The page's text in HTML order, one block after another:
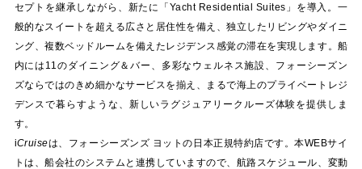
セプトを継承しながら、新たに「Yacht Residential Suites」を導入。一
般的なスイートを超える広さと居住性を備え、独立したリビングやダイニ
ング、複数ベッドルームを備えたレジデンス感覚の滞在を実現します。船
内には11のダイニング＆バー、多彩なウェルネス施設、フォーシーズン
ズならではのきめ細かなサービスを揃え、まるで海上のプライベートレジ
デンスで暮らすような、新しいラグジュアリークルーズ体験を提供しま
す。
iCruiseは、フォーシーズンズ ヨットの日本正規特約店です。本WEBサイ
トは、船会社のシステムと連携していますので、航路スケジュール、変動